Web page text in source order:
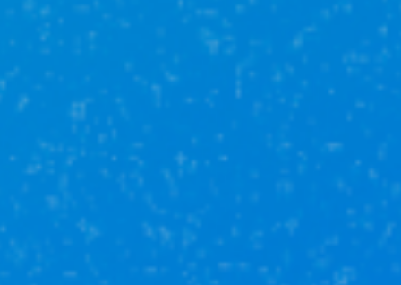
Услуги
кадастрового
инженера